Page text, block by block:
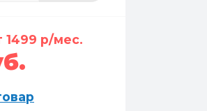
1499 р/мес.